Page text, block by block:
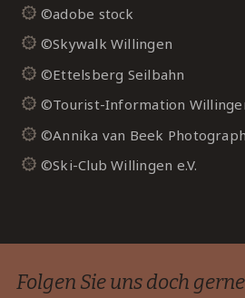
©adobe stock
©Skywalk Willingen
©Ettelsberg Seilbahn
©Tourist-Information
©Annika van Beek
©Ski-Club Willingen e.V.
Folgen Sie uns doch